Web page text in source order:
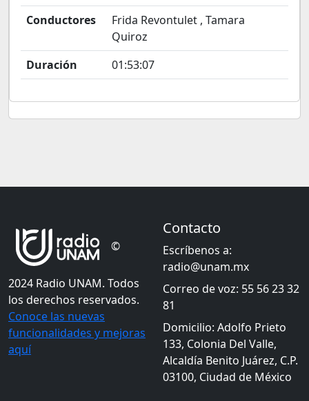
Conductores
Frida Revontulet , Tamara
Quiroz
Duración
01:53:07
©
2024 Radio UNAM. Todos
los derechos reservados.
Conoce las nuevas
funcionalidades y mejoras
aquí
Contacto
Escríbenos a:
radio@unam.mx
Correo de voz: 55 56 23 32
81
Domicilio: Adolfo Prieto
133, Colonia Del Valle,
Alcaldía Benito Juárez, C.P.
03100, Ciudad de México